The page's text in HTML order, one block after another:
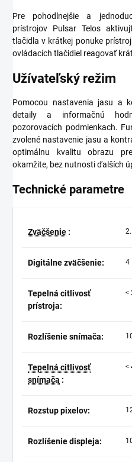
Pre pohodlnejšie a
prístrojov Pulsar Telos
tlačidla v krátkej ponuke
ovládacích tlačidiel reagovať
Užívateľský režim
Pomocou nastavenia jasu a
detaily a informačnú
pozorovacích podmienkach.
zvolené nastavenie jasu a
optimálnu kvalitu obrazu
okamžite, bez nutnosti ďalších
Technické parametre
Zväčšenie :
Digitálne zväčšenie: 4
Tepelná citlivosť
prístroja:
<
Rozlíšenie snímača:
Tepelná citlivosť
snímača :
<
Rozstup pixelov:
Rozlíšenie displeja: